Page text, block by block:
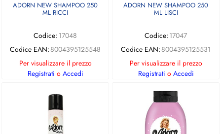
ADORN NEW SHAMPOO 250
ML RICCI
Codice: 17048
Codice EAN: 8004395125548
Per visualizzare il prezzo
Registrati o Accedi
ADORN NEW SHAMPOO 250
ML LISCI
Codice: 17047
Codice EAN: 8004395125531
Per visualizzare il prezzo
Registrati o Accedi